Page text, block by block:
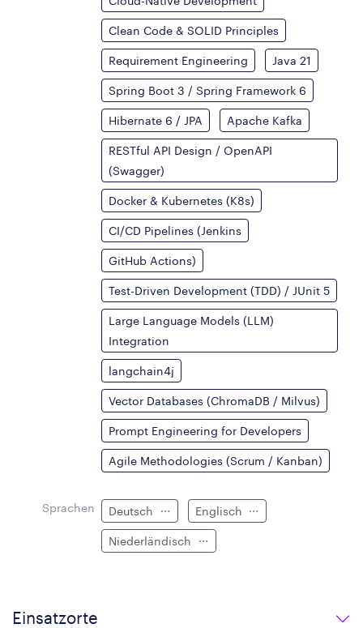
Clean Code & SOLID Principles
Requirement Engineering Java 21
Spring Boot 3 / Spring Framework 6
Hibernate 6 / JPA Apache Kafka
RESTful API Design / OpenAPI
(Swagger)
Docker & Kubernetes (K8s)
CI/CD Pipelines (Jenkins
GitHub Actions)
Test-Driven Development (TDD) / JUnit 5
Large Language Models (LLM)
Integration
langchain4j
Vector Databases (ChromaDB / Milvus)
Prompt Engineering for Developers
Agile Methodologies (Scrum / Kanban)
Sprachen Deutsch Englisch
Niederländisch
Einsatzorte